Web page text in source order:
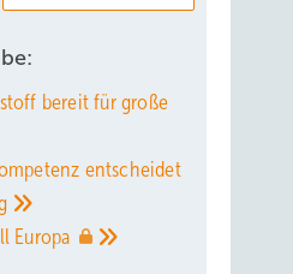
bereit für große
entscheidet
Europa